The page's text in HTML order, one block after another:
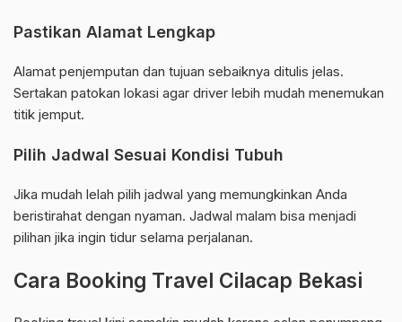
Pastikan Alamat Lengkap
Alamat penjemputan dan tujuan sebaiknya ditulis jelas.
Sertakan patokan lokasi agar driver lebih mudah menemukan
titik jemput.
Pilih Jadwal Sesuai Kondisi Tubuh
Jika mudah lelah pilih jadwal yang memungkinkan Anda
beristirahat dengan nyaman. Jadwal malam bisa menjadi
pilihan jika ingin tidur selama perjalanan.
Cara Booking Travel Cilacap Bekasi